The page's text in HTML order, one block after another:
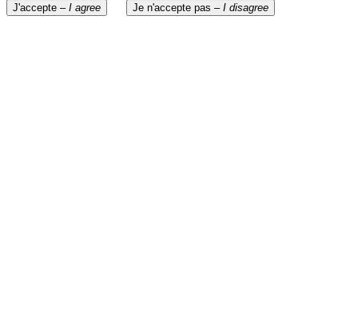
J'accepte – I agree Je n'accepte pas – I disagree